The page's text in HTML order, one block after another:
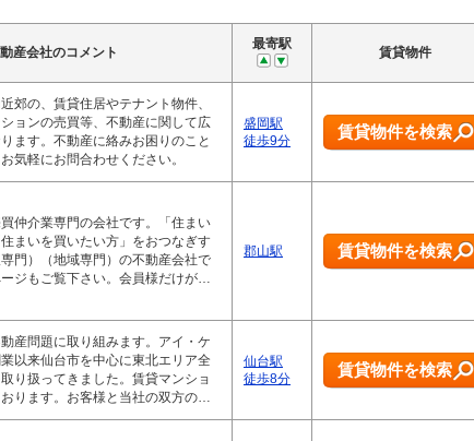
産会社のコメント
最寄駅
賃貸物件
郊の、賃貸住居やテナント物件、
ョンの売買等、不動産に関して広
ます。不動産に絡みお困りのこと
気軽にお問合わせください。
盛岡駅
徒歩9分
賃貸物件を検索
仲介業専門の会社です。「住まい
まいを買いたい方」をおつなぎす
門）（地域専門）の不動産会社で
ジもご覧下さい。会員様だけが…
郡山駅 賃貸物件を検索
産問題に取り組みます。アイ・ケ
以来仙台市を中心に東北エリア全
り扱ってきました。賃貸マンショ
ります。お客様と当社の双方の…
仙台駅
徒歩8分
賃貸物件を検索